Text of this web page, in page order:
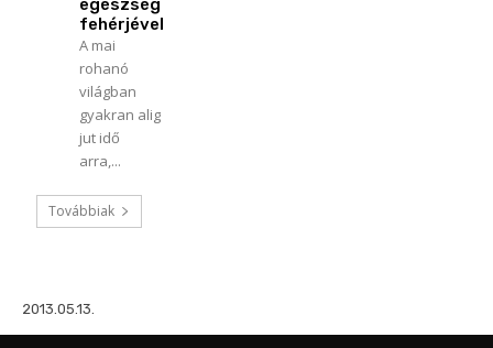
egészség
fehérjével
A mai
rohanó
világban
gyakran alig
jut idő
arra,...
Továbbiak
2013.05.13.